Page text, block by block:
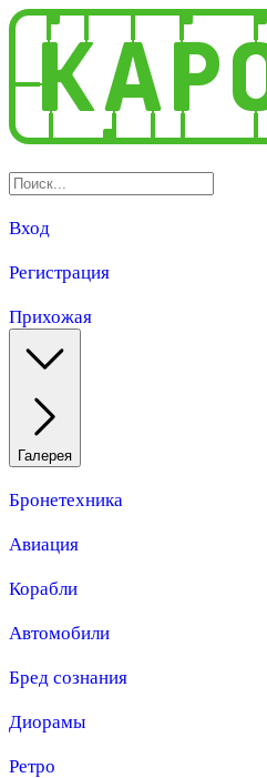
Вход
Регистрация
Прихожая
Галерея
Бронетехника
Авиация
Корабли
Автомобили
Бред сознания
Диорамы
Ретро